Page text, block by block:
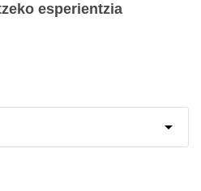
esperientzia